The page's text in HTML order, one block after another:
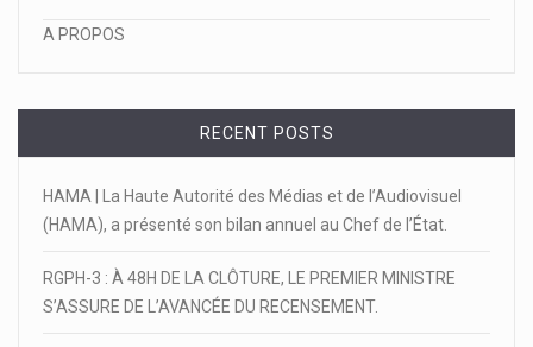
A PROPOS
RECENT POSTS
HAMA | La Haute Autorité des Médias et de l’Audiovisuel
(HAMA), a présenté son bilan annuel au Chef de l’État.
RGPH-3 : À 48H DE LA CLÔTURE, LE PREMIER MINISTRE
S’ASSURE DE L’AVANCÉE DU RECENSEMENT.